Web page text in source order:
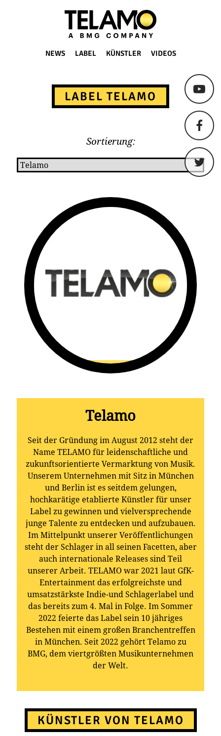
TELAMO
NEWS LABEL KÜNSTLER VIDEOS
LABEL TELAMO
Sortierung:
Telamo
Seit der Gründung im August 2012 steht der
Name TELAMO für leidenschaftliche und
zukunftsorientierte Vermarktung von Musik.
Unserem Unternehmen mit Sitz in München
und Berlin ist es seitdem gelungen,
hochkarätige etablierte Künstler für unser
Label zu gewinnen und vielversprechende
junge Talente zu entdecken und aufzubauen.
Im Mittelpunkt unserer Veröffentlichungen
steht der Schlager in all seinen Facetten, aber
auch internationale Releases sind Teil
unserer Arbeit. TELAMO war 2021 laut GfK-
Entertainment das erfolgreichste und
umsatzstärkste Indie-und Schlagerlabel und
das bereits zum 4. Mal in Folge. Im Sommer
2022 feierte das Label sein 10 jähriges
Bestehen mit einem großen Branchentreffen
in München. Seit 2022 gehört Telamo zu
BMG, dem viertgrößten Musikunternehmen
der Welt.
KÜNSTLER VON TELAMO